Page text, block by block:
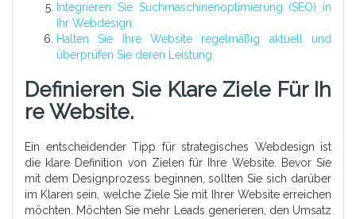
Integrieren Sie Suchmaschinenoptimierung (SEO) in
Ihr Webdesign.
Halten Sie Ihre Website regelmäßig aktuell und
überprüfen Sie deren Leistung.
Definieren Sie Klare Ziele Für Ih
Re Website.
Ein entscheidender Tipp für strategisches Webdesign ist
die klare Definition von Zielen für Ihre Website. Bevor Sie
mit dem Designprozess beginnen, sollten Sie sich darüber
im Klaren sein, welche Ziele Sie mit Ihrer Website erreichen
möchten. Möchten Sie mehr Leads generieren, den Umsatz